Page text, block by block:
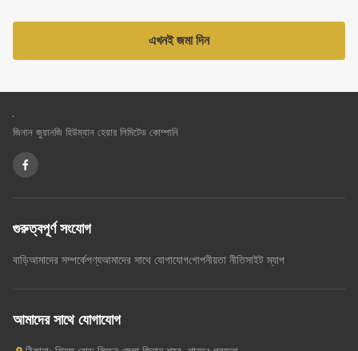
এখনই জমা দিন
জিনান জুয়ানজি হিউম্যান হেয়ার লিমিটেড কোম্পানি
গুরুত্বপূর্ণ সংযোগ
বাড়িআমাদের সম্পর্কেপণ্যআমাদের সাথে যোগাযোগগোপনীয়তা নীতিসাইট ম্যাপ
আমাদের সাথে যোগাযোগ